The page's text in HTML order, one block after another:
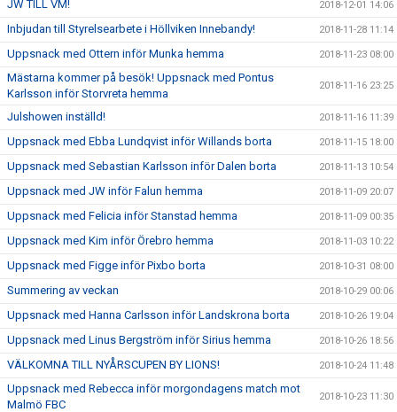
JW TILL VM! 2018-12-01 14:06
Inbjudan till Styrelsearbete i Höllviken Innebandy! 2018-11-28 11:14
Uppsnack med Ottern inför Munka hemma 2018-11-23 08:00
Mästarna kommer på besök! Uppsnack med Pontus
Karlsson inför Storvreta hemma
2018-11-16 23:25
Julshowen inställd! 2018-11-16 11:39
Uppsnack med Ebba Lundqvist inför Willands borta 2018-11-15 18:00
Uppsnack med Sebastian Karlsson inför Dalen borta 2018-11-13 10:54
Uppsnack med JW inför Falun hemma 2018-11-09 20:07
Uppsnack med Felicia inför Stanstad hemma 2018-11-09 00:35
Uppsnack med Kim inför Örebro hemma 2018-11-03 10:22
Uppsnack med Figge inför Pixbo borta 2018-10-31 08:00
Summering av veckan 2018-10-29 00:06
Uppsnack med Hanna Carlsson inför Landskrona borta 2018-10-26 19:04
Uppsnack med Linus Bergström inför Sirius hemma 2018-10-26 18:56
VÄLKOMNA TILL NYÅRSCUPEN BY LIONS! 2018-10-24 11:48
Uppsnack med Rebecca inför morgondagens match mot
Malmö FBC
2018-10-23 11:30